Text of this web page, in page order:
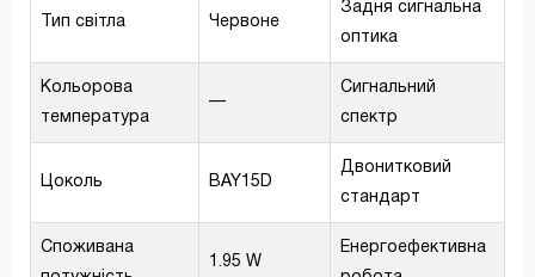
Тип світла Червоне
Задня сигнальна
оптика
Кольорова
температура
—
Сигнальний
спектр
Цоколь BAY15D
Двонитковий
стандарт
Споживана
1.95 W
Енергоефективна